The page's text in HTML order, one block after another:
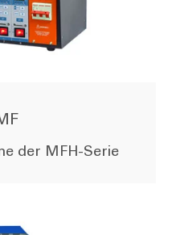
der MFH-Serie